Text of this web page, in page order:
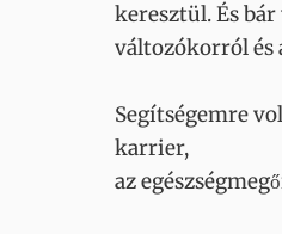
keresztül. És
változókorról és
Segítségemre
karrier,
az